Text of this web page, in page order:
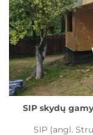
SIP skydų
SIP (angl.